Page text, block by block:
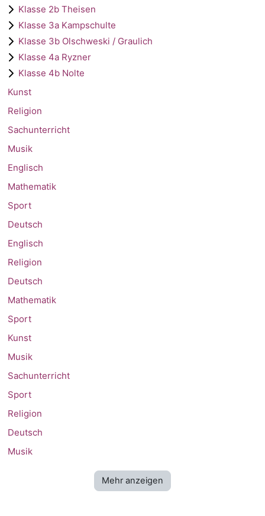
Klasse 2b Theisen
Klasse 3a Kampschulte
Klasse 3b Olschweski / Graulich
Klasse 4a Ryzner
Klasse 4b Nolte
Kunst
Religion
Sachunterricht
Musik
Englisch
Mathematik
Sport
Deutsch
Englisch
Religion
Deutsch
Mathematik
Sport
Kunst
Musik
Sachunterricht
Sport
Religion
Deutsch
Musik
Mehr anzeigen